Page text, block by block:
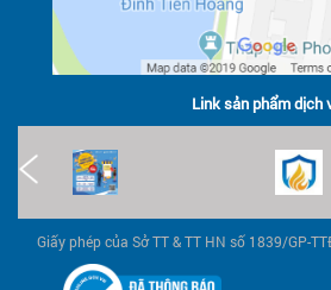
Link sản phẩm dịch
Giấy phép của Sở TT & TT HN số 1839/GP-